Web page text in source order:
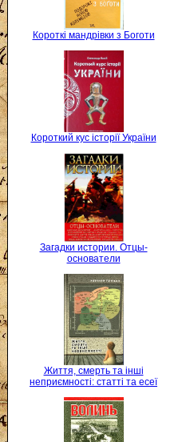
Короткі мандрівки з Боготи
Короткий кус історії України
Загадки истории. Отцы-
основатели
Життя, смерть та інші
неприємності: статті та есеї